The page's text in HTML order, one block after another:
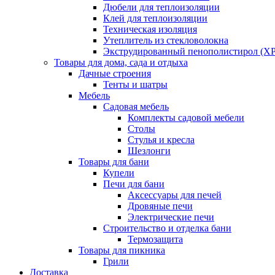
Дюбели для теплоизоляции
Клей для теплоизоляции
Техническая изоляция
Утеплитель из стекловолокна
Экструдированный пенополистирол
Товары для дома, сада и отдыха
Дачные строения
Тенты и шатры
Мебель
Садовая мебель
Комплекты садовой мебели
Столы
Стулья и кресла
Шезлонги
Товары для бани
Купели
Печи для бани
Аксессуары для печей
Дровяные печи
Электрические печи
Строительство и отделка бани
Термозащита
Товары для пикника
Грили
Доставка